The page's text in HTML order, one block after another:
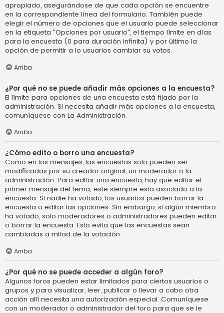
apropiado, asegurándose de que cada opción se encuentre
en la correspondiente línea del formulario. También puede
elegir el número de opciones que el usuario puede seleccionar
en la etiqueta "Opciones por usuario", el tiempo límite en días
para la encuesta (0 para duración infinita) y por último la
opción de permitir a lo usuarios cambiar su votos.
Arriba
¿Por qué no se puede añadir más opciones a la encuesta?
El límite para opciones de una encuesta está fijado por la
administración. Si necesita añadir más opciones a la encuesta,
comuníquese con La Administración.
Arriba
¿Cómo edito o borro una encuesta?
Como en los mensajes, las encuestas solo pueden ser
modificadas por su creador original, un moderador o la
administración. Para editar una encuesta, hay que editar el
primer mensaje del tema; este siempre esta asociado a la
encuesta. Si nadie ha votado, los usuarios pueden borrar la
encuesta o editar las opciones. Sin embargo, si algún miembro
ha votado, solo moderadores o administradores pueden editar
o borrar la encuesta. Esto evita que las encuestas sean
cambiadas a mitad de la votación.
Arriba
¿Por qué no se puede acceder a algún foro?
Algunos foros pueden estar limitados para ciertos usuarios o
grupos y para visualizar, leer, publicar o llevar a cabo otra
acción allí necesita una autorización especial. Comuníquese
con un moderador o administrador del foro para que se le